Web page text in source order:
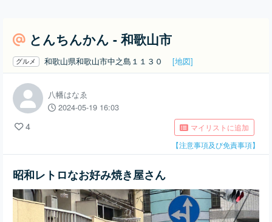
とんちんかん - 和歌山市
グルメ 和歌山県和歌山市中之島１１３０ [地図]
八幡はなゑ
2024-05-19 16:03
4
マイリストに追加
【注意事項及び免責事項】
昭和レトロなお好み焼き屋さん